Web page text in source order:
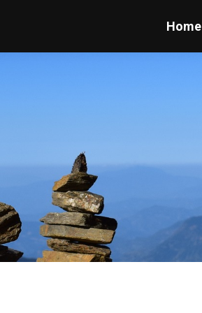
Home
Home